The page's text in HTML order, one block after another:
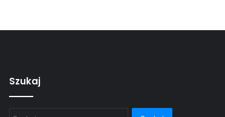
Szukaj